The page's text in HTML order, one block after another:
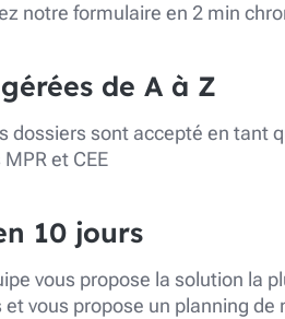
notre formulaire en 2 min
de A à Z
dossiers sont accepté en tant
et CEE
10 jours
vous propose la solution la
et vous propose un planning de